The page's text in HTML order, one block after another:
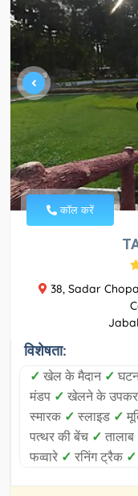
कॉल करें
38, Sadar
विशेषता:
✓ खेल के मैदान ✓
मंडप ✓ खेलने के
स्मारक ✓ स्लाइड ✓
पत्थर की बेंच ✓ तालाब
फव्वारे ✓ रनिंग ट्रैक ✓